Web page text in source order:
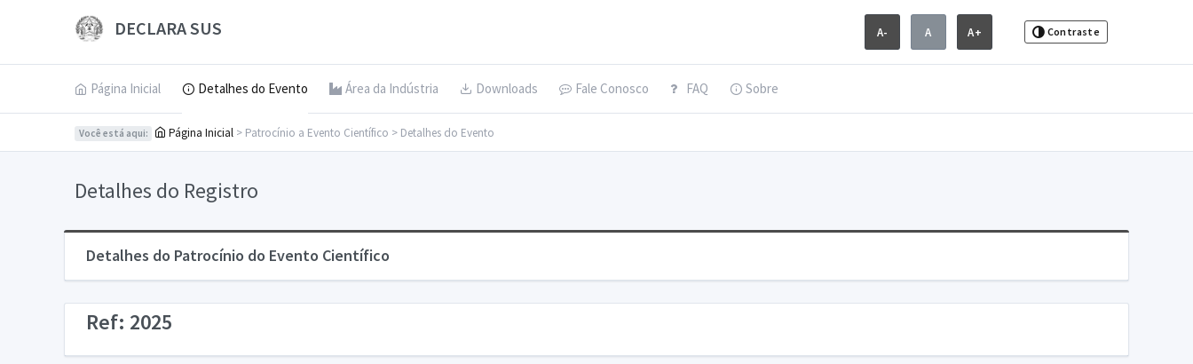
DECLARA SUS A- A A+ Contraste
Página Inicial Detalhes do Evento Área da Indústria Downloads Fale Conosco FAQ Sobre
Você está aqui: Página Inicial > Patrocínio a Evento Científico > Detalhes do Evento
Detalhes do Registro
Detalhes do Patrocínio do Evento Científico
Ref: 2025